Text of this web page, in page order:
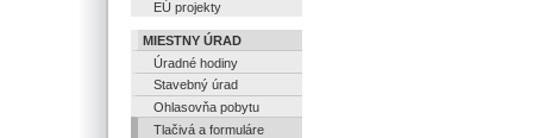
EÚ projekty
MIESTNY ÚRAD
Úradné hodiny
Stavebný úrad
Ohlasovňa pobytu
Tlačivá a formuláre